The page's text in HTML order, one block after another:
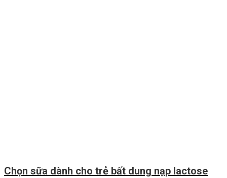
Chọn sữa dành cho trẻ bất dung nạp lactose